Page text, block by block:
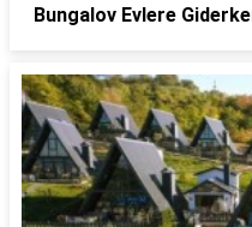
Bungalov Evlere